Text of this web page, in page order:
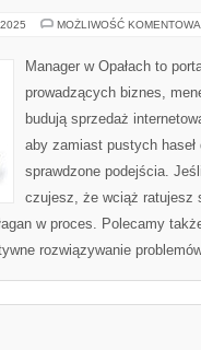
MOŻLIWOŚĆ
Manager w Opałach to
prowadzących biznes,
budują sprzedaż
aby zamiast pustych
sprawdzone podejścia.
czujesz, że wciąż ratujesz
w proces. Polecamy
rozwiązywanie